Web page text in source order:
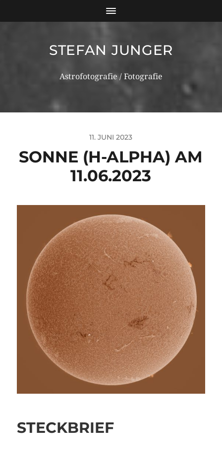
STEFAN JUNGER
Astrofotografie / Fotografie
11. JUNI 2023
SONNE (H-ALPHA) AM
11.06.2023
STECKBRIEF